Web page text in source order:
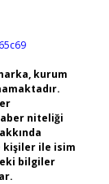
kurum
niteliği
kişiler ile isim
bilgiler